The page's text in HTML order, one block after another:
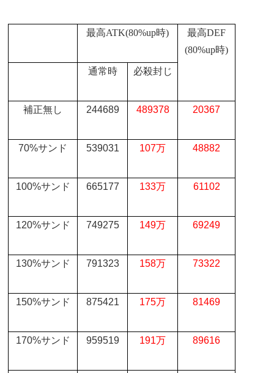
最高ATK(80%up時) 最高DEF
(80%up時)
通常時 必殺封じ
補正無し 244689 489378 20367
70%サンド 539031 107万 48882
100%サンド 665177 133万 61102
120%サンド 749275 149万 69249
130%サンド 791323 158万 73322
150%サンド 875421 175万 81469
170%サンド 959519 191万 89616